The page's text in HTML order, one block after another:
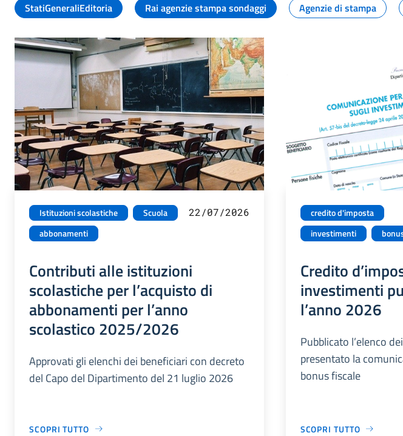
StatiGeneraliEditoria
Rai agenzie stampa sondaggi Agenzie di stampa
Istituzioni scolastiche
Scuola
abbonamenti
22/07/2026
Contributi alle istituzioni
scolastiche per l’acquisto di
abbonamenti per l’anno
scolastico 2025/2026
Approvati gli elenchi dei beneficiari con decreto
del Capo del Dipartimento del 21 luglio 2026
SCOPRI TUTTO
credito d'imposta
investimenti
Credito
investimenti
l’anno 2026
Pubblicato l’elenco
presentato la
bonus fiscale
SCOPRI TUTTO